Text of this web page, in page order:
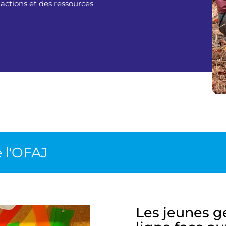
et des ressources
Les jeunes